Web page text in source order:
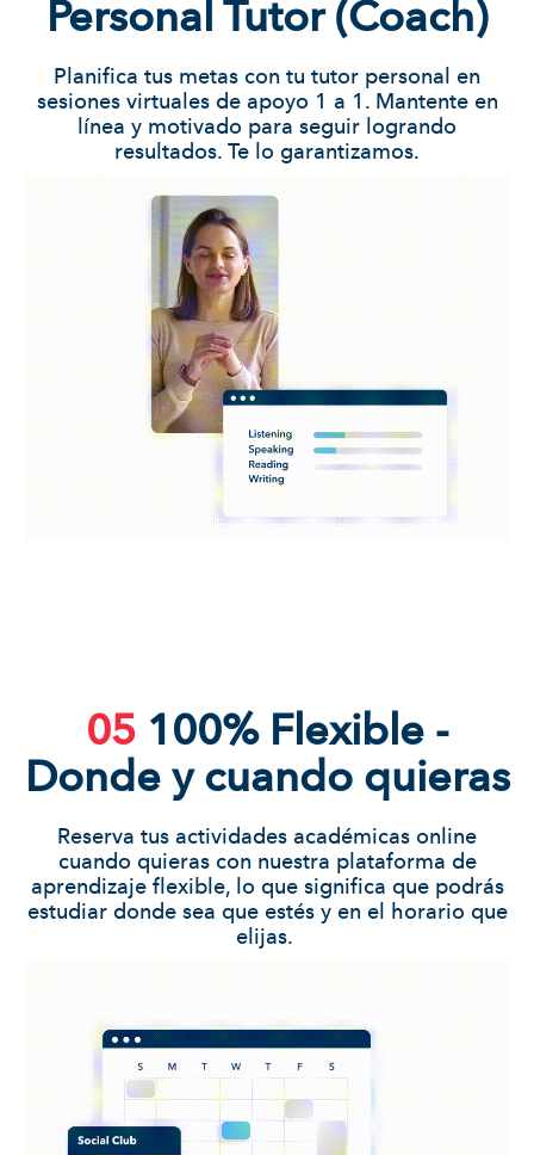
Personal Tutor (Coach)
Planifica tus metas con tu tutor personal en
sesiones virtuales de apoyo 1 a 1. Mantente en
línea y motivado para seguir logrando
resultados. Te lo garantizamos.
05 100% Flexible -
Dondey cuando quieras
Reserva tus actividades académicas online
cuando quieras con nuestra plataforma de
aprendizaje flexible, lo que significa que podrás
estudiar donde sea que estés y en el horario que
elijas.